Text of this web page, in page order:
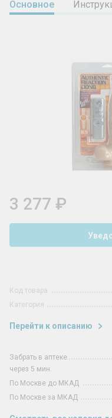
Основное
3 277 ₽
Код товара
Категория
Перейти к описанию
Забрать в аптеке
через 5 мин.
По Москве до МКАД
По Москве за МКАД